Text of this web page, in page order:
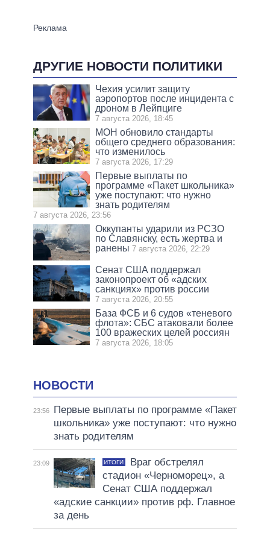
ДРУГИЕ НОВОСТИ ПОЛИТИКИ
Чехия усилит защиту
аэропортов после инцидента с
дроном в Лейпциге
7 августа 2026, 18:45
МОН обновило стандарты
общего среднего образования:
что изменилось
7 августа 2026, 17:29
Первые выплаты по
программе «Пакет школьника»
уже поступают: что нужно
знать родителям
7 августа 2026, 23:56
Оккупанты ударили из РСЗО
по Славянску, есть жертва и
ранены 7 августа 2026, 22:29
Сенат США поддержал
законопроект об «адских
санкциях» против россии
7 августа 2026, 20:55
База ФСБ и 6 судов «теневого
флота»: СБС атаковали более
100 вражеских целей россиян
7 августа 2026, 18:05
НОВОСТИ
23:56
Первые выплаты по программе «Пакет
школьника» уже поступают: что нужно
знать родителям
23:09 ИТОГИ
Враг обстрелял
стадион «Черноморец», а
Сенат США поддержал
«адские санкции» против рф. Главное
за день